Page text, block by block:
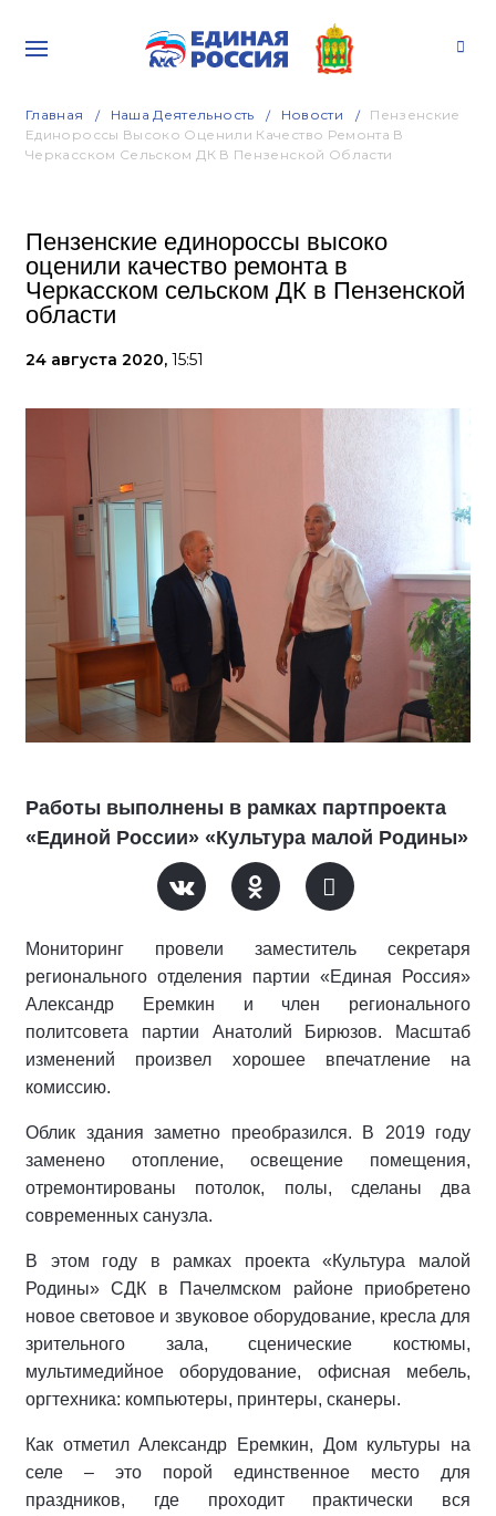
Главная Наша Деятельность Новости
Пензенские
Единороссы Высоко Оценили Качество Ремонта В
Черкасском Сельском ДК В Пензенской Области
Пензенские единороссы высоко
оценили качество ремонта в
Черкасском сельском ДК в Пензенской
области
24 августа 2020, 15:51
Работы выполнены в рамках партпроекта
«Единой России» «Культура малой Родины»
Мониторинг провели заместитель секретаря
регионального отделения партии «Единая Россия»
Александр Еремкин и член регионального
политсовета партии Анатолий Бирюзов. Масштаб
изменений произвел хорошее впечатление на
комиссию.
Облик здания заметно преобразился. В 2019 году
заменено отопление, освещение помещения,
отремонтированы потолок, полы, сделаны два
современных санузла.
В этом году в рамках проекта «Культура малой
Родины» СДК в Пачелмском районе приобретено
новое световое и звуковое оборудование, кресла для
зрительного зала, сценические костюмы,
мультимедийное оборудование, офисная мебель,
оргтехника: компьютеры, принтеры, сканеры.
Как отметил Александр Еремкин, Дом культуры на
селе – это порой единственное место для
праздников, где проходит практически вся